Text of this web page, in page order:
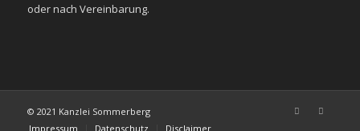
oder nach Ver­ein­ba­rung.
© 2021 Kanzlei Sommerberg
Impressum
Datenschutz Disclaimer